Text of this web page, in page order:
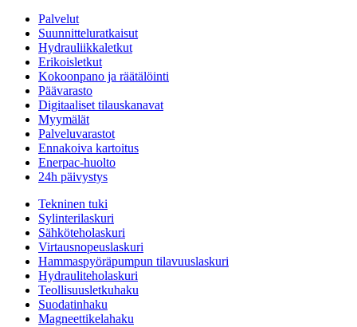
Palvelut
Suunnitteluratkaisut
Hydrauliikkaletkut
Erikoisletkut
Kokoonpano ja räätälöinti
Päävarasto
Digitaaliset tilauskanavat
Myymälät
Palveluvarastot
Ennakoiva kartoitus
Enerpac-huolto
24h päivystys
Tekninen tuki
Sylinterilaskuri
Sähköteholaskuri
Virtausnopeuslaskuri
Hammaspyöräpumpun tilavuuslaskuri
Hydrauliteholaskuri
Teollisuusletkuhaku
Suodatinhaku
Magneettikelahaku